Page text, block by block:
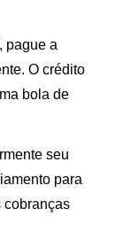
pague a
O crédito
bola de
seu
para
cobranças